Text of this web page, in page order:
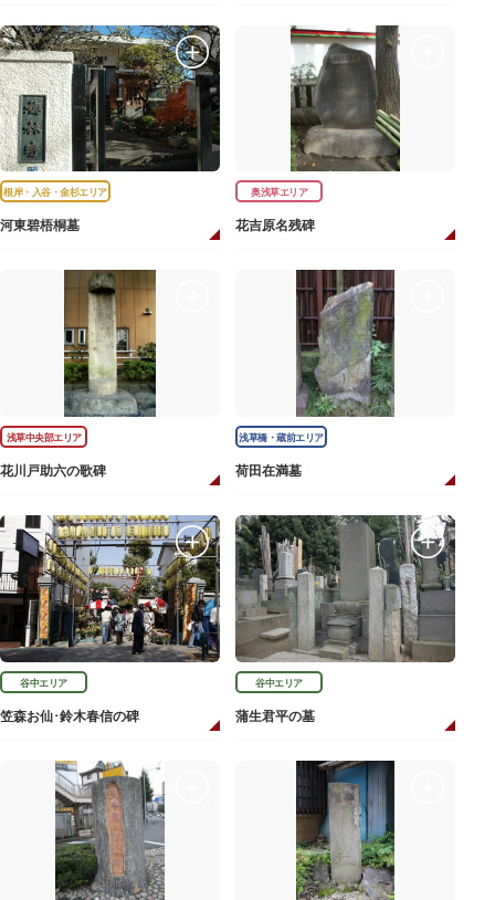
根岸・入谷・金杉エリア
河東碧梧桐墓
奥浅草エリア
花吉原名残碑
浅草中央部エリア
花川戸助六の歌碑
浅草橋・蔵前エリア
荷田在満墓
谷中エリア
笠森お仙･鈴木春信の碑
谷中エリア
蒲生君平の墓